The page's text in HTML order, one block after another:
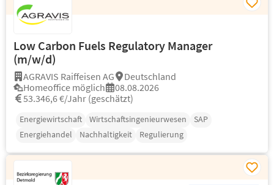
Low Carbon Fuels Regulatory Manager
(m/w/d)
AGRAVIS Raiffeisen AG
Deutschland
Homeoffice möglich
08.08.2026
53.346,6 €/Jahr (geschätzt)
Energiewirtschaft Wirtschaftsingenieurwesen
SAP
Energiehandel
Nachhaltigkeit Regulierung